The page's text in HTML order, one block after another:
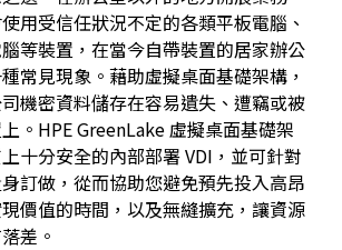
用受信任狀況不定的各類平板電腦、
等裝置，在當今自帶裝置的居家辦公
常見現象。藉助虛擬桌面基礎架構，
機密資料儲存在容易遺失、遭竊或被
。HPE GreenLake 虛擬桌面基礎架
十分安全的內部部署 VDI，並可針對
訂做，從而協助您避免預先投入高昂
價值的時間，以及無縫擴充，讓資源
差。